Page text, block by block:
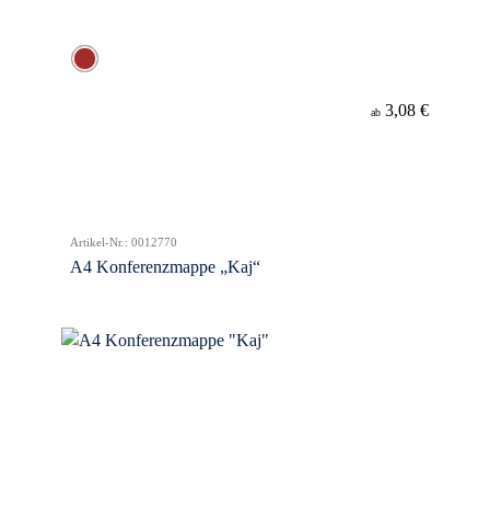
ab 3,08 €
Artikel-Nr.: 0012770
A4 Konferenzmappe „Kaj“